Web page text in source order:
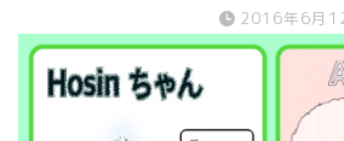
2016年6月